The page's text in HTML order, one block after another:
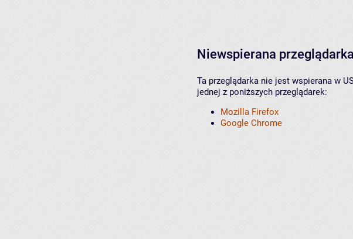
Niewspierana przeglądarka
Ta przeglądarka nie jest wspierana w
jednej z poniższych przeglądarek:
Mozilla Firefox
Google Chrome